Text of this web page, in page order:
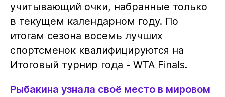
учитывающий очки, набранные только
в текущем календарном году. По
итогам сезона восемь лучших
спортсменок квалифицируются на
Итоговый турнир года - WTA Finals.
Рыбакина узнала своё место в мировом